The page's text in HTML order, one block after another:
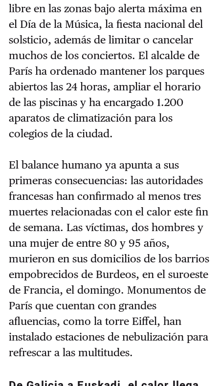
libre en las zonas bajo alerta máxima en
el Día de la Música, la fiesta nacional del
solsticio, además delimitar o cancelar
muchos de los conciertos. El alcalde de
París ha ordenado mantener los parques
abiertos las 24 horas, ampliar el horario
de las piscinas y ha encargado 1.200
aparatos de climatización para los
colegios de la ciudad.
El balance humano ya apunta a sus
primeras consecuencias: las autoridades
francesas han confirmado al menos tres
muertes relacionadas con el calor este fin
de semana. Las víctimas, dos hombres y
una mujer de entre 80 y 95 años,
murieron en sus domicilios de los barrios
empobrecidos de Burdeos, en el suroeste
de Francia, el domingo. Monumentos de
París que cuentan con grandes
afluencias, como la torre Eiffel, han
instalado estaciones de nebulización para
refrescar a las multitudes.